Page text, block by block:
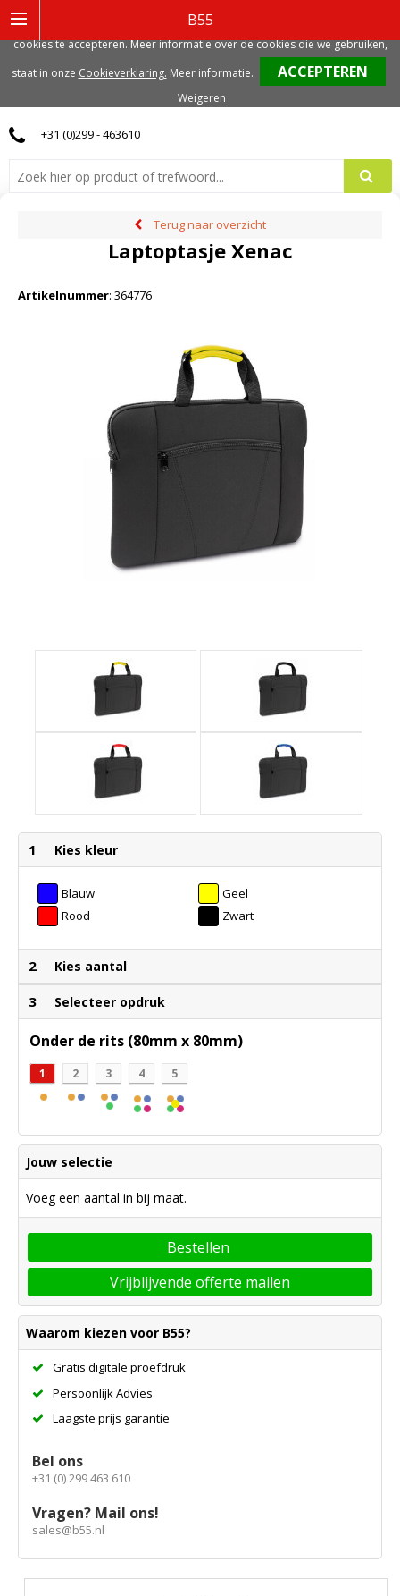
B55
0
+31 (0)299 - 463610
Terug naar overzicht
Laptoptasje Xenac
Artikelnummer: 364776
1 Kies kleur
Blauw
Geel
Rood
Zwart
2 Kies aantal
3 Selecteer opdruk
Onder de rits (80mm x 80mm)
1 2 3 4 5
Jouw selectie
Voeg een aantal in bij maat.
Bestellen
Vrijblijvende offerte mailen
Waarom kiezen voor B55?
Gratis digitale proefdruk
Persoonlijk Advies
Laagste prijs garantie
Bel ons
+31 (0) 299 463 610
Vragen? Mail ons!
sales@b55.nl
gerelateerde cookies. Voor de beste gebruikerservaring, adviseren we deze
cookies te accepteren. Meer informatie over de cookies die we gebruiken,
staat in onze Cookieverklaring. Meer informatie.
Weigeren